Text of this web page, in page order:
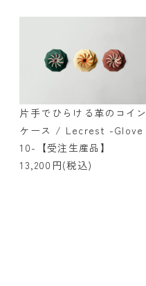
片手でひらける革のコイン
ケース / Lecrest -Glove
10-【受注生産品】
13,200円(税込)